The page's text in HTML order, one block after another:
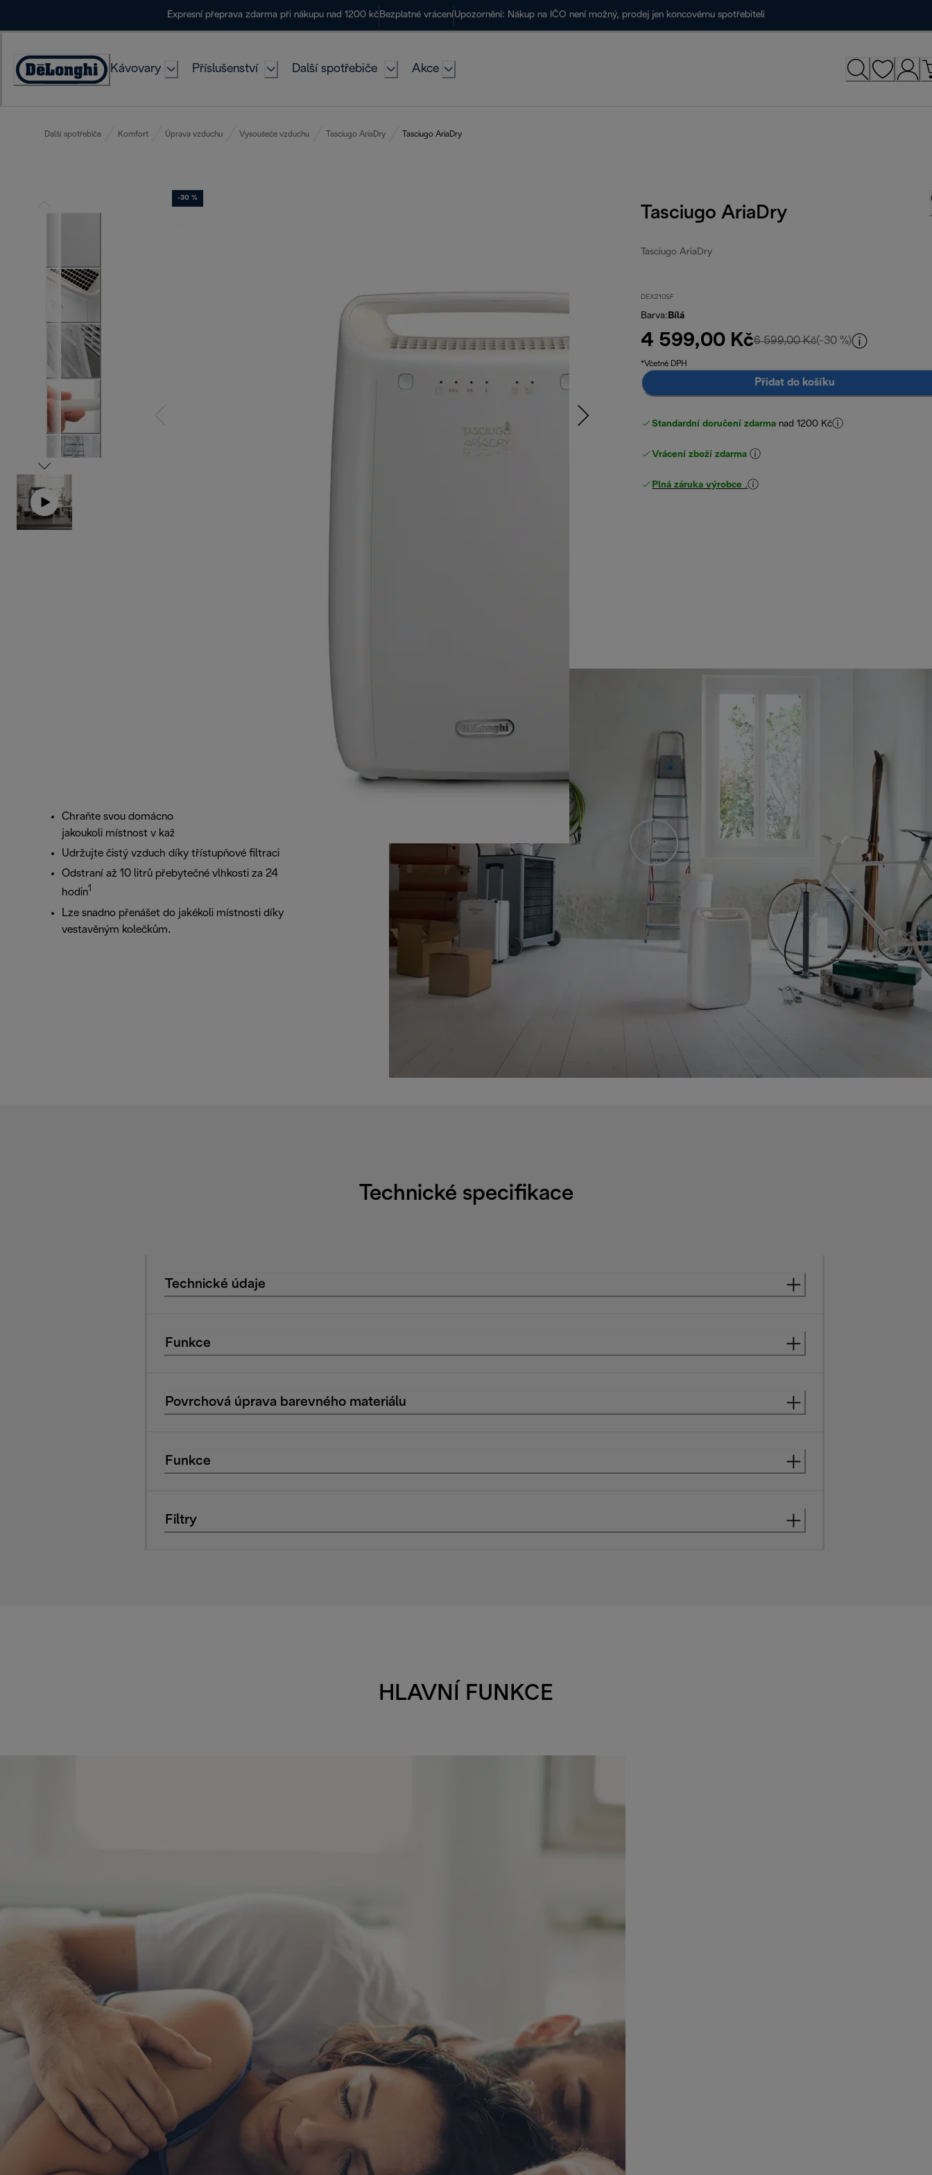
Expresní přeprava zdarma při nákupu nad 1200 kč Bezplatné vráceníUpozornění: Nákup na IČO není možný, prodej jen koncovému spotřebiteli
Accessibility
Kávovary Příslušenství Další spotřebiče Akce
Další spotřebiče Komfort Úprava vzduchu Vysoušeče vzduchu Tasciugo AriaDry Tasciugo AriaDry
-30 %
Tasciugo AriaDry
Tasciugo AriaDry
DEX210SF
Barva: Bílá
4 599,00 Kč6 599,00 Kčpůvodní cena 6 599,00
(-30 %)
*Včetně DPH
Přidat do košíku
Standardní doručení zdarma nad 1200 Kč
Vrácení zboží zdarma
Plná záruka výrobce .
Chraňte svou domácnost: dokonale odvlhčí
jakoukoli místnost v každém ročním období.
Udržujte čistý vzduch díky třístupňové filtraci
Odstraní až 10 litrů přebytečné vlhkosti za 24
hodin1
Lze snadno přenášet do jakékoli místnosti díky
vestavěným kolečkům.
Technické specifikace
Technické údaje
Funkce
Povrchová úprava barevného materiálu
Funkce
Filtry
HLAVNÍ FUNKCE